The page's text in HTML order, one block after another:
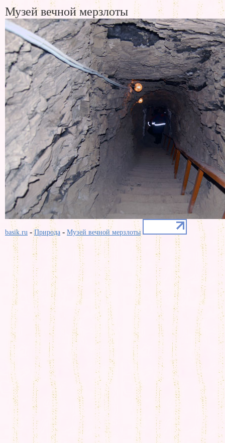
Музей вечной мерзлоты
basik.ru -Природа - Музей вечной мерзлоты